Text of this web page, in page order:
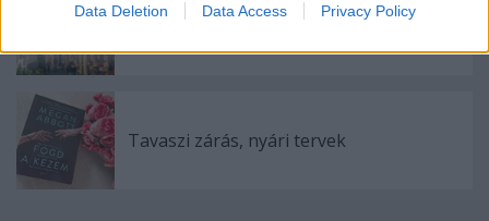
Data Deletion Data Access Privacy Policy
Júliusi zárás
Tavaszi zárás, nyári tervek